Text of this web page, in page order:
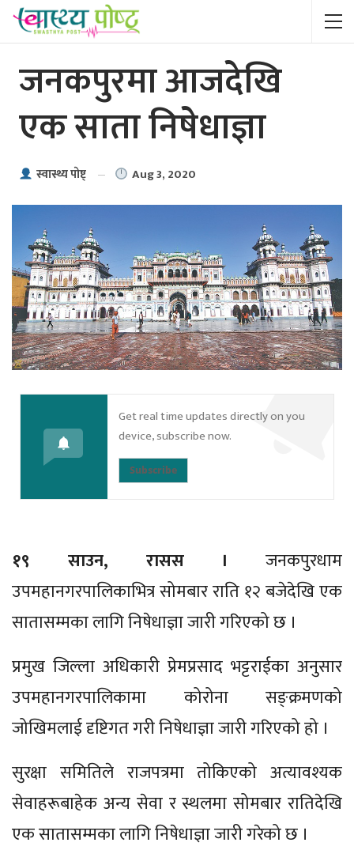
जनकपुरमा आजदेखि
एक साता निषेधाज्ञा
स्वास्थ्य पाेष्ट् Aug 3, 2020
Get real time updates directly on you
device, subscribe now.
Subscribe
१९ साउन, रासस । जनकपुरधाम
उपमहानगरपालिकाभित्र सोमबार राति १२ बजेदेखि एक
सातासम्मका लागि निषेधाज्ञा जारी गरिएको छ ।
प्रमुख जिल्ला अधिकारी प्रेमप्रसाद भट्टराईका अनुसार
उपमहानगरपालिकामा कोरोना सङ्क्रमणको
जोखिमलाई दृष्टिगत गरी निषेधाज्ञा जारी गरिएको हो ।
सुरक्षा समितिले राजपत्रमा तोकिएको अत्यावश्यक
सेवाहरूबाहेक अन्य सेवा र स्थलमा सोमबार रातिदेखि
एक सातासम्मका लागि निषेधाज्ञा जारी गरेको छ ।